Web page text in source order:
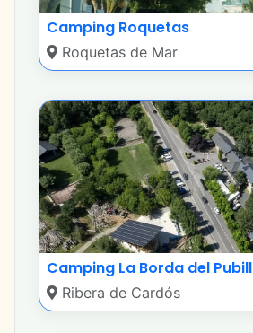
Camping Roquetas
Roquetas de Mar
Camping La Borda del Pubill
Ribera de Cardós